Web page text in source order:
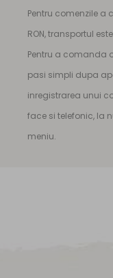
Pentru comenzile a
RON, transportul
Pentru a comanda
pasi simpli dupa
inregistrarea unui
face si telefonic, la
meniu.